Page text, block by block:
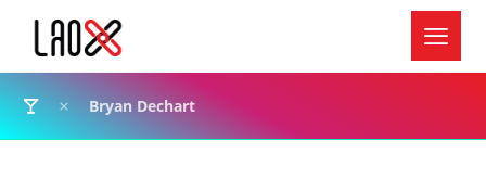
Bryan Dechart